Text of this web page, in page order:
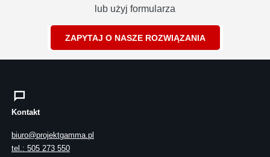
lub użyj formularza
ZAPYTAJ O NASZE ROZWIĄZANIA
Kontakt
biuro@projektgamma.pl
tel.: 505 273 550